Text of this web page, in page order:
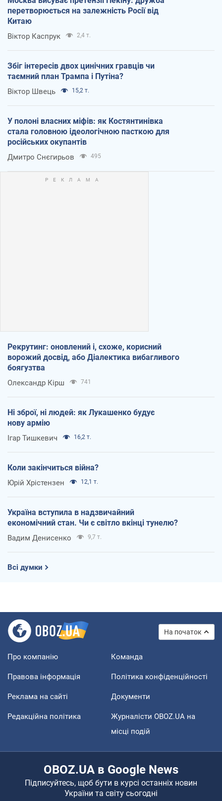
перетворюється на залежність Росії від
Китаю
Віктор Каспрук 2,4 т.
Збіг інтересів двох цинічних гравців чи
таємний план Трампа і Путіна?
Віктор Швець 15,2 т.
У полоні власних міфів: як Костянтинівка
стала головною ідеологічною пасткою для
російських окупантів
Дмитро Снєгирьов 495
Рекрутинг: оновлений і, схоже, корисний
ворожий досвід, або Діалектика вибагливого
боягузтва
Олександр Кірш 741
Ні зброї, ні людей: як Лукашенко будує
нову армію
Ігар Тишкевич 16,2 т.
Коли закінчиться війна?
Юрій Хрістензен 12,1 т.
Україна вступила в надзвичайний
економічний стан. Чи є світло вкінці тунелю?
Вадим Денисенко 9,7 т.
Всі думки
На початок
Про компанію Команда
Правова інформація Політика конфіденційності
Реклама на сайті Документи
Редакційна політика
Журналісти OBOZ.UA на
місці подій
OBOZ.UA в Google News
Підписуйтесь, щоб бути в курсі останніх новин
України та світу сьогодні